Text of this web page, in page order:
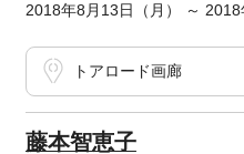
2018年8月13日（月） ～ 2018
トアロード画廊
藤本智恵子